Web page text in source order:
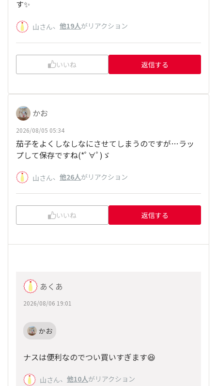
す✨
山さん、 他19人がリアクション
いいね 返信する
かお
2026/08/05 05:34
茄子をよくしなしなにさせてしまうのですが…ラッ
プして保存ですね(*ﾟ∀ﾟ)ゞ
山さん、 他26人がリアクション
いいね 返信する
あくあ
2026/08/06 19:01
かお
ナスは便利なのでつい買いすぎます😆
山さん、 他10人がリアクション